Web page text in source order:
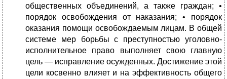
общественных объединений, а также граждан; •
порядок освобождения от наказания; • порядок
оказания помощи освобождаемым лицам. В общей
системе мер борьбы с преступностью уголовно-
исполнительное право выполняет свою главную
цель — исправление осужденных. Достижение этой
цели косвенно влияет и на эффективность общего